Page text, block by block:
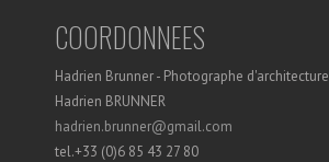
COORDONNEES
Hadrien Brunner - Photographe d'architecture
Hadrien BRUNNER
hadrien.brunner@gmail.com
tel.+33 (0)6 85 43 27 80